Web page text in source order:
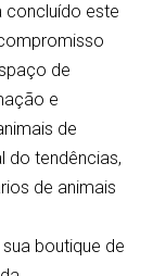
concluído este
de
e
de
do tendências,
de animais
boutique de